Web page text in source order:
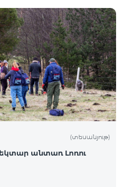
(տեսանյութ)
հեկտար անտառ Լոռու